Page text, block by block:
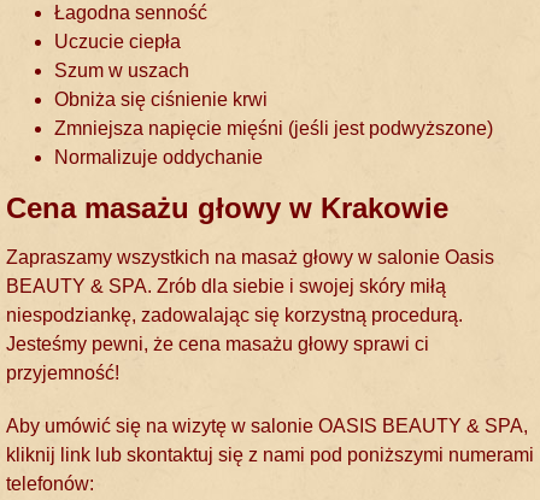
Łagodna senność
Uczucie ciepła
Szum w uszach
Obniża się ciśnienie krwi
Zmniejsza napięcie mięśni (jeśli jest podwyższone)
Normalizuje oddychanie
Cena masażu głowy w Krakowie
Zapraszamy wszystkich na masaż głowy w salonie Oasis
BEAUTY & SPA. Zrób dla siebie i swojej skóry miłą
niespodziankę, zadowalając się korzystną procedurą.
Jesteśmy pewni, że cena masażu głowy sprawi ci
przyjemność!
Aby umówić się na wizytę w salonie OASIS BEAUTY & SPA,
kliknij link lub skontaktuj się z nami pod poniższymi numerami
telefonów: